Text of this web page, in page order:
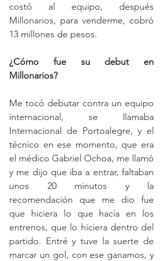
costó al equipo, después
Millonarios, para venderme, cobró
13 millones de pesos.
¿Cómo fue su debut en
Millonarios?
Me tocó debutar contra un equipo
internacional, se llamaba
Internacional de Portoalegre, y el
técnico en ese momento, que era
el médico Gabriel Ochoa, me llamó
y me dijo que iba a entrar, faltaban
unos 20 minutos y la
recomendación que me dio fue
que hiciera lo que hacía en los
entrenos, que lo hiciera dentro del
partido. Entré y tuve la suerte de
marcar un gol, con ese ganamos, y